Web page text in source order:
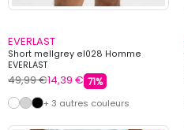
EVERLAST
Short mellgrey el028 Homme
EVERLAST
49,99 €14,39 € 71%
+ 3 autres couleurs